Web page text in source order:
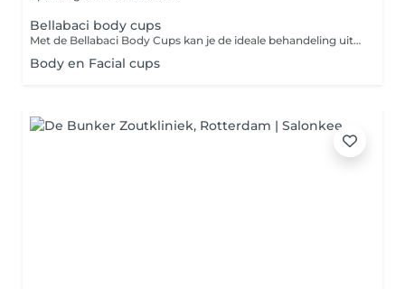
Bellabaci body cups
Met de Bellabaci Body Cups kan je de ideale behandeling uitvoeren en is voor iedereen die o.a. last heeft van; pijnlijke en gespannen spieren, spijsverteringsproblemen, gewrichtspijn, cellulite, hoofdpijn, migraine en striae. De therapeutische gevolgen van de behandeling met de Bellabaci cap kunnen zijn: het verminderen van obstipatie, activeren van de (huid)stofwisseling, het verbeteren van de elasticiteit van de huid, blokkades worden opgeheven, gifstoffen en afvalstoffen worden afgevoerd en het verbetert de spierspanning. Bij gebruik op de rug of gespannen, pijnlijk spieren helpt het tevens om vet en vochtophopingen te verminderen, de doorbloeding te verbeteren en gifstoffen en andere afvalstoffen te elimineren uit je spieren. Het stimuleert de lymfe- en bloedcirculatie.
Body en Facial cups